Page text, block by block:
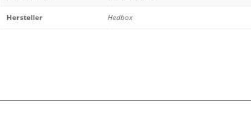
Hersteller Hedbox